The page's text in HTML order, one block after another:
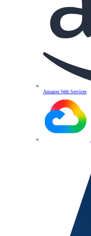
Amazon Web Services